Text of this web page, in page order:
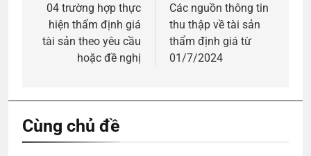
hướng
bài
04 trường hợp thực
hiện thẩm định giá
tài sản theo yêu cầu
hoặc đề nghị
Các nguồn thông tin
thu thập về tài sản
thẩm định giá từ
01/7/2024
Cùng chủ đề